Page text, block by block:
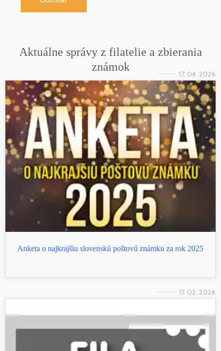
Aktuálne správy z filatelie a zbierania
známok
17. 04. 2026
Anketa o najkrajšiu slovenskú poštovú známku za rok 2025
17. 02. 2026